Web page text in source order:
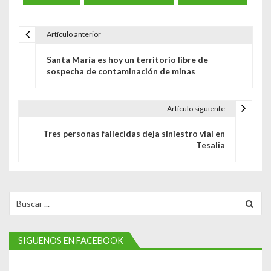
i
ó
n
Artículo anterior
Santa María es hoy un territorio libre de
sospecha de contaminación de minas
Artículo siguiente
Tres personas fallecidas deja siniestro vial en
Tesalia
for:
SIGUENOS EN FACEBOOK